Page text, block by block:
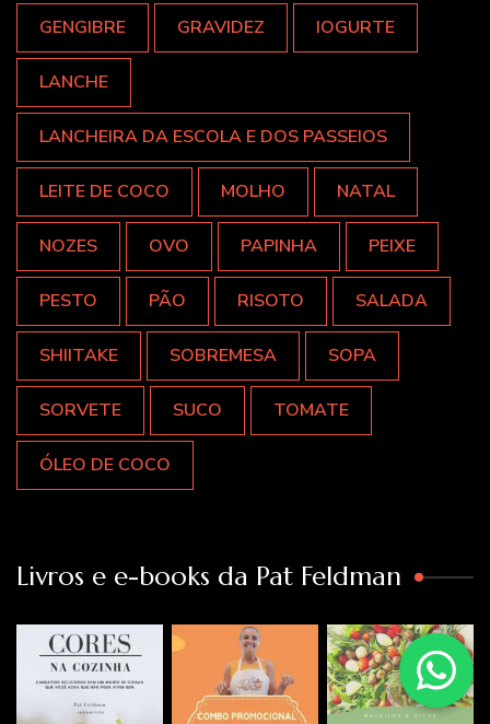
GENGIBRE GRAVIDEZ IOGURTE
LANCHE
LANCHEIRA DA ESCOLA E DOS PASSEIOS
LEITE DE COCO MOLHO NATAL
NOZES OVO PAPINHA PEIXE
PESTO PÃO RISOTO SALADA
SHIITAKE SOBREMESA SOPA
SORVETE SUCO TOMATE
ÓLEO DE COCO
Livros e e-books da Pat Feldman